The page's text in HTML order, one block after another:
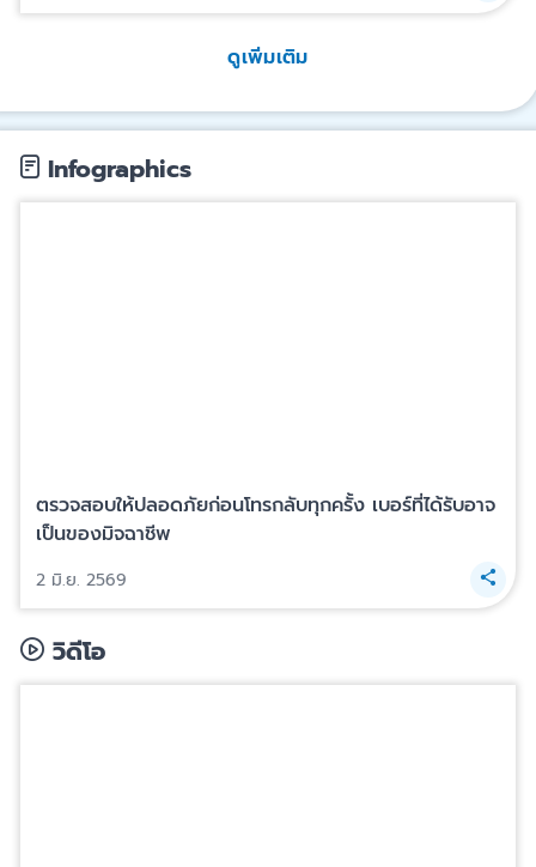
ดูเพิ่มเติม
Infographics
ตรวจสอบให้ปลอดภัยก่อนโทรกลับทุกครั้ง เบอร์ที่ได้รับอาจ
เป็นของมิจฉาชีพ
2 มิ.ย. 2569
วิดีโอ